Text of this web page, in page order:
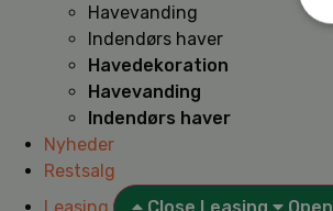
Havevanding
Indendørs haver
Havedekoration
Havevanding
Indendørs haver
Nyheder
Restsalg
Leasing
Close Leasing